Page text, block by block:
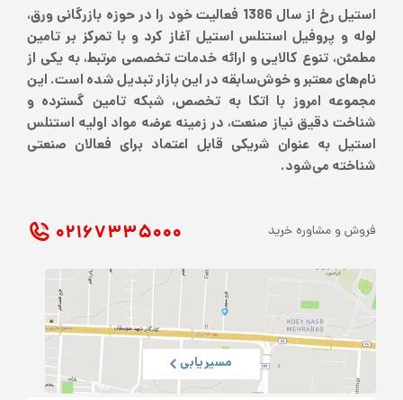
استیل رخ از سال 1386 فعالیت خود را در حوزه بازرگانی ورق،
لوله و پروفیل استنلس استیل آغاز کرد و با تمرکز بر تامین
مطمئن، تنوع کالایی و ارائه خدمات تخصصی مرتبط، به یکی از
نام‌های معتبر و خوش‌سابقه در این بازار تبدیل شده است. این
مجموعه امروز با اتکا به تخصص، شبکه تامین گسترده و
شناخت دقیق نیاز صنعت، در زمینه عرضه مواد اولیه استنلس
استیل به عنوان شریکی قابل اعتماد برای فعالان صنعتی
شناخته می‌شود.
فروش و مشاوره خرید ۰۲۱ ۶۷۳۳۵۰۰۰
مسیریابی